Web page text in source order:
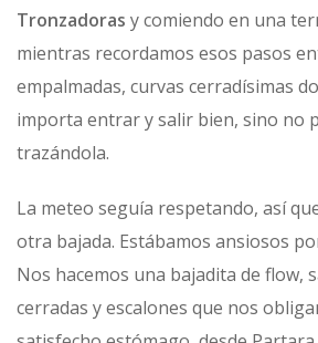
Tronzadoras y comiendo en una
mientras recordamos esos pasos
empalmadas, curvas cerradísimas
importa entrar y salir bien, sino no
trazándola.
La meteo seguía respetando, así
otra bajada. Estábamos ansiosos
Nos hacemos una bajadita de flow,
cerradas y escalones que nos